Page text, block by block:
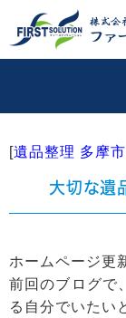
[遺品整理 多摩市
大切な遺
ホームページ更
前回のブログで
る自分でいたい